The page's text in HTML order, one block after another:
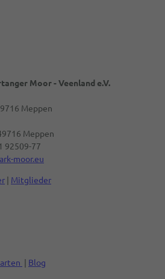
Moor - Veenland e.V.
Meppen
Meppen
92509-77
moor.eu
| Mitglieder
| Blog